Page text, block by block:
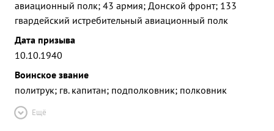
авиационный полк; 43 армия; Донской фронт; 133
гвардейский истребительный авиационный полк
Дата призыва
10.10.1940
Воинское звание
политрук; гв. капитан; подполковник; полковник
Ещё